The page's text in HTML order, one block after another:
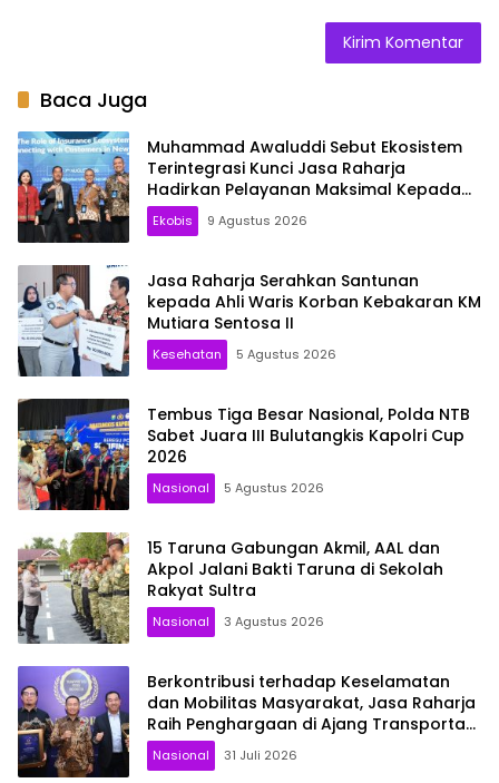
Baca Juga
Muhammad Awaluddi Sebut Ekosistem
Terintegrasi Kunci Jasa Raharja
Hadirkan Pelayanan Maksimal Kepada
masyarakat
Ekobis 9 Agustus 2026
Jasa Raharja Serahkan Santunan
kepada Ahli Waris Korban Kebakaran KM
Mutiara Sentosa II
Kesehatan 5 Agustus 2026
Tembus Tiga Besar Nasional, Polda NTB
Sabet Juara III Bulutangkis Kapolri Cup
2026
Nasional 5 Agustus 2026
15 Taruna Gabungan Akmil, AAL dan
Akpol Jalani Bakti Taruna di Sekolah
Rakyat Sultra
Nasional 3 Agustus 2026
Berkontribusi terhadap Keselamatan
dan Mobilitas Masyarakat, Jasa Raharja
Raih Penghargaan di Ajang Transportasi
Indonesia Awards 2026
Nasional 31 Juli 2026